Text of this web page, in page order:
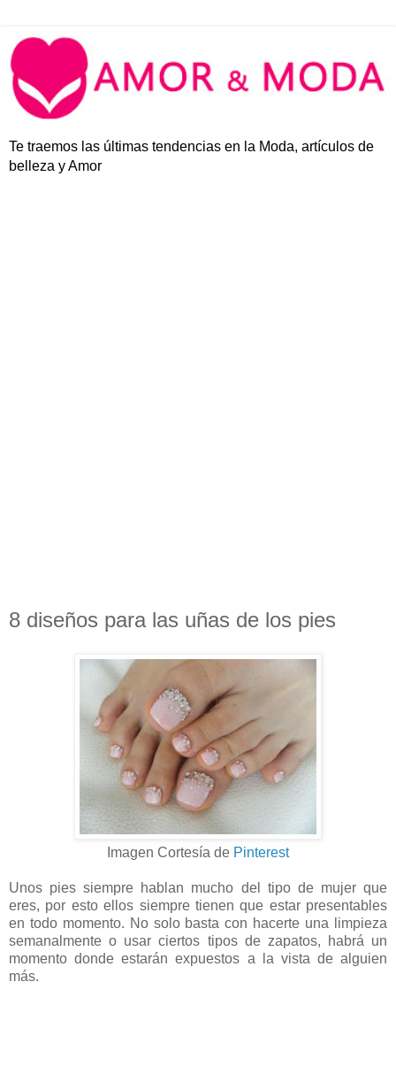
Te traemos las últimas tendencias en la Moda, artículos de
belleza y Amor
8 diseños para las uñas de los pies
Imagen Cortesía de Pinterest
Unos pies siempre hablan mucho del tipo de mujer que
eres, por esto ellos siempre tienen que estar presentables
en todo momento. No solo basta con hacerte una limpieza
semanalmente o usar ciertos tipos de zapatos, habrá un
momento donde estarán expuestos a la vista de alguien
más.